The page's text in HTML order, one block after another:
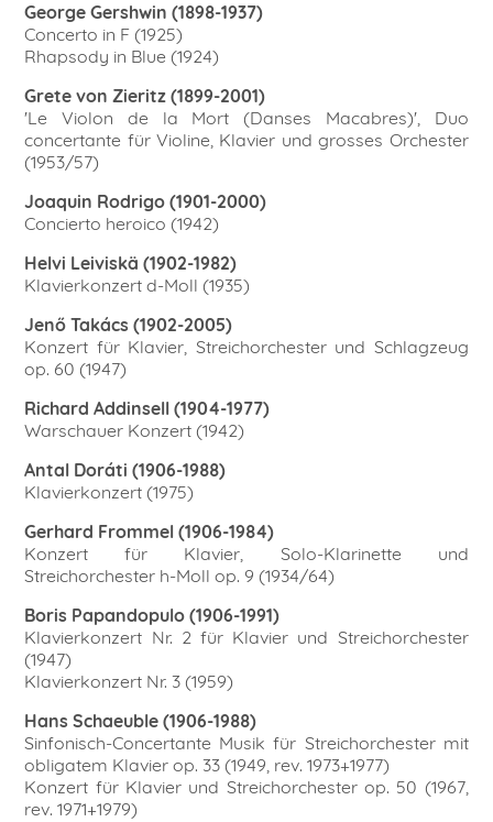
George Gershwin (1898-1937)
Concerto in F (1925)
Rhapsody in Blue (1924)
Grete von Zieritz (1899-2001)
'Le Violon de la Mort (Danses Macabres)', Duo
concertante für Violine, Klavier und grosses Orchester
(1953/57)
Joaquin Rodrigo (1901-2000)
Concierto heroico (1942)
Helvi Leiviskä (1902-1982)
Klavierkonzert d-Moll (1935)
Jenő Takács (1902-2005)
Konzert für Klavier, Streichorchester und Schlagzeug
op. 60 (1947)
Richard Addinsell (1904-1977)
Warschauer Konzert (1942)
Antal Doráti (1906-1988)
Klavierkonzert (1975)
Gerhard Frommel (1906-1984)
Konzert für Klavier, Solo-Klarinette und
Streichorchester h-Moll op. 9 (1934/64)
Boris Papandopulo (1906-1991)
Klavierkonzert Nr. 2 für Klavier und Streichorchester
(1947)
Klavierkonzert Nr. 3 (1959)
Hans Schaeuble (1906-1988)
Sinfonisch-Concertante Musik für Streichorchester mit
obligatem Klavier op. 33 (1949, rev. 1973+1977)
Konzert für Klavier und Streichorchester op. 50 (1967,
rev. 1971+1979)